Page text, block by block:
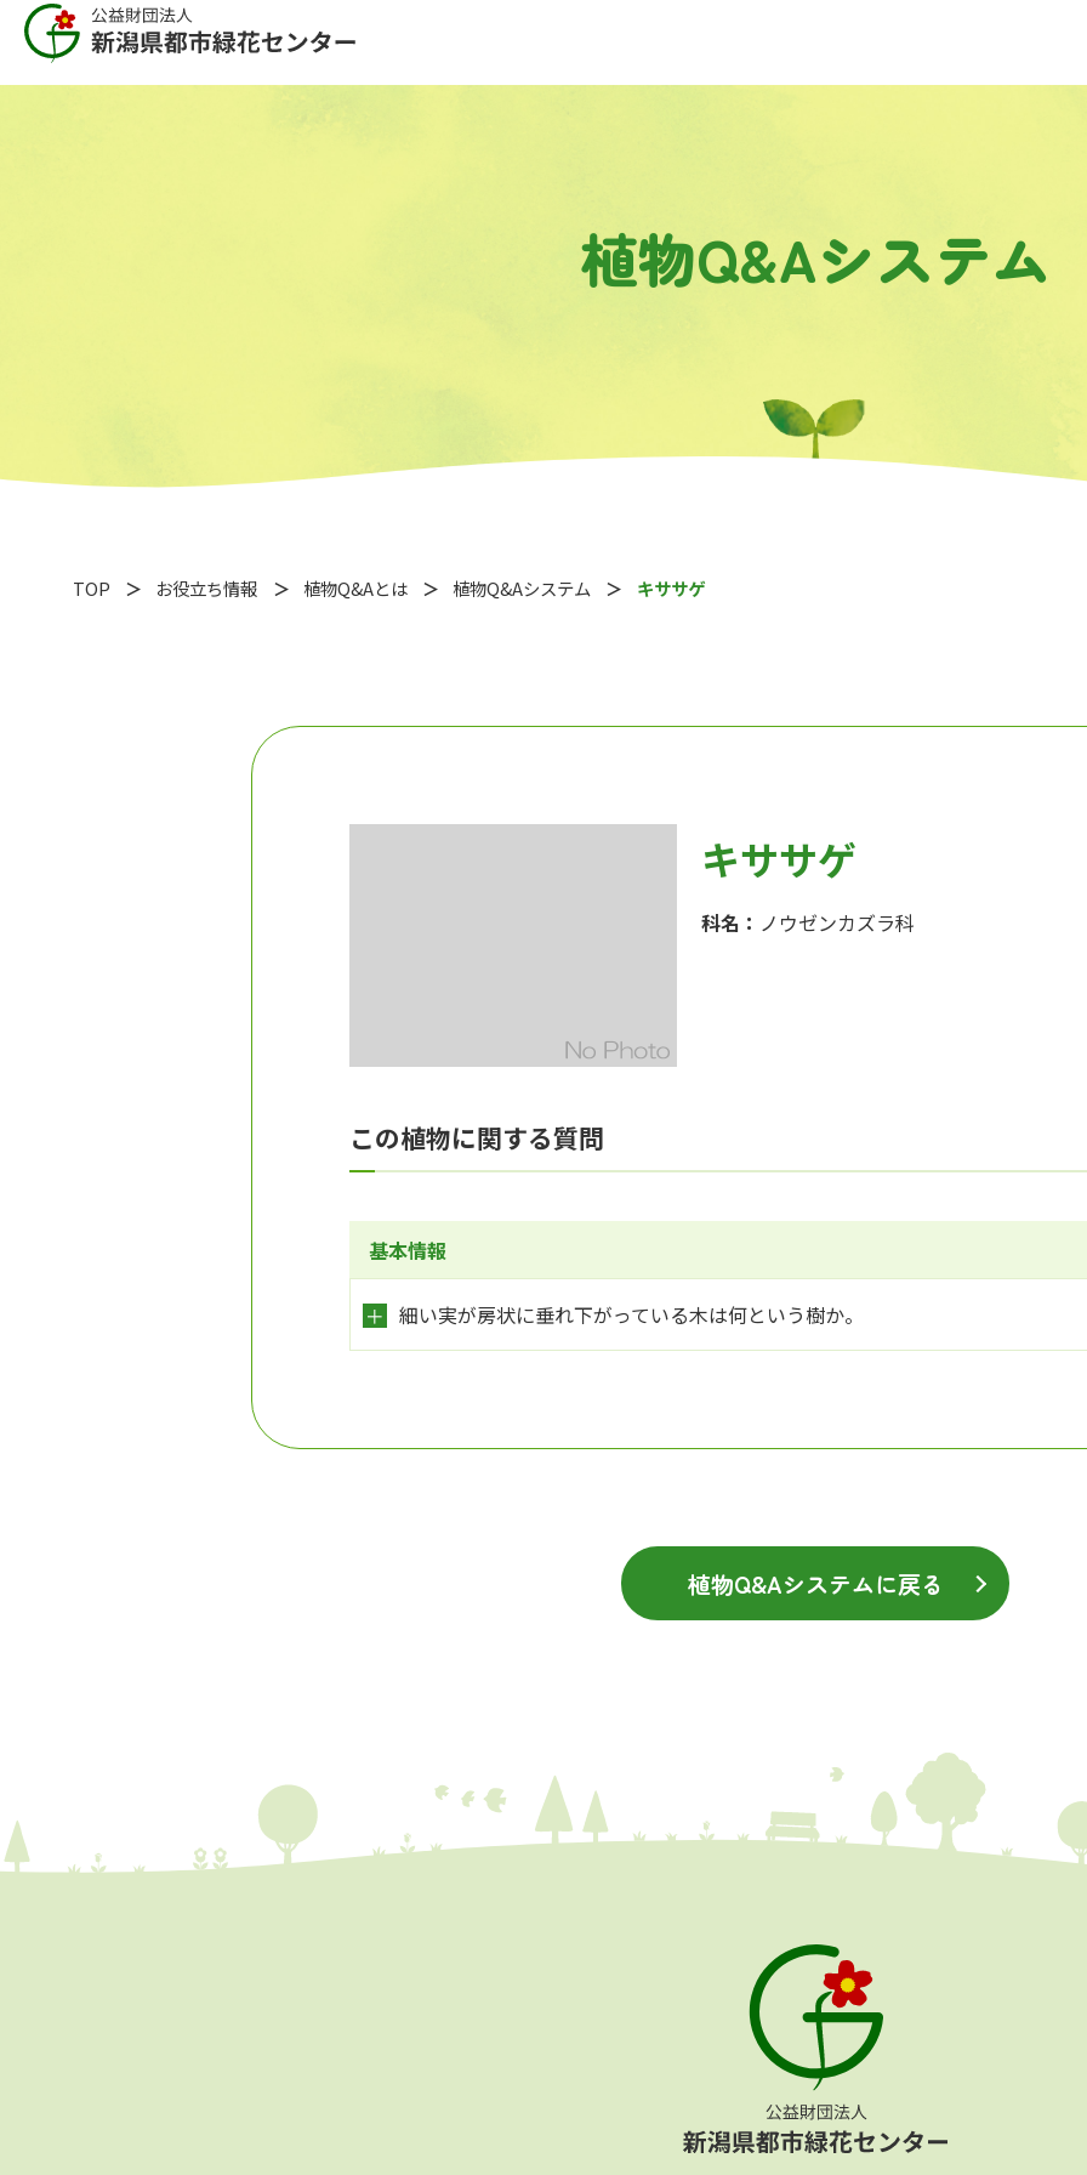
植物Q&Aシステム
TOP お役立ち情報 植物Q&Aとは 植物Q&Aシステム キササゲ
キササゲ
科名： ノウゼンカズラ科
この植物に関する質問
基本情報
細い実が房状に垂れ下がっている木は何という樹か。
植物Q&Aシステムに戻る